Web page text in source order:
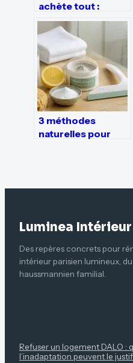
achète tout :
désencombrez
votre maison et
valorisez vos
objets en une
seule visite
3 méthodes
naturelles pour
Luminea Intérieur
Des repères concrets pour
intérieur parisien lumineux,
haussmannien familial.
Refuser un logement DALO :
l’inadaptation peuvent le